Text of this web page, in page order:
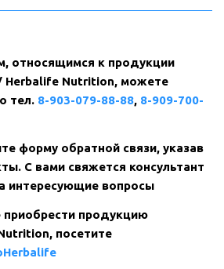
относящимся к продукции
Herbalife Nutrition, можете
тел. 8-903-079-88-88, 8-909-700-
форму обратной связи, указав
С вами свяжется консультант
интересующие вопросы
приобрести продукцию
посетите